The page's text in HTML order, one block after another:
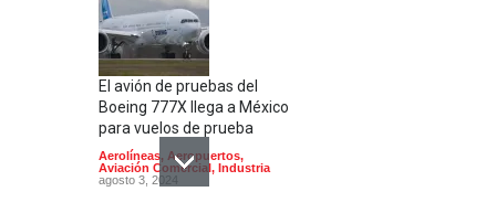
El avión de pruebas del
Boeing 777X llega a México
para vuelos de prueba
Aerolíneas, Aeropuertos,
Aviación Comercial, Industria
agosto 3, 2024